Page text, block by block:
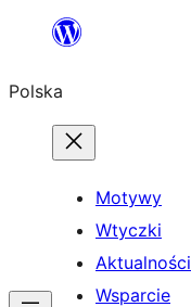
Przejdź
treści
Polska
Motywy
Wtyczki
Aktualności
Wsparcie